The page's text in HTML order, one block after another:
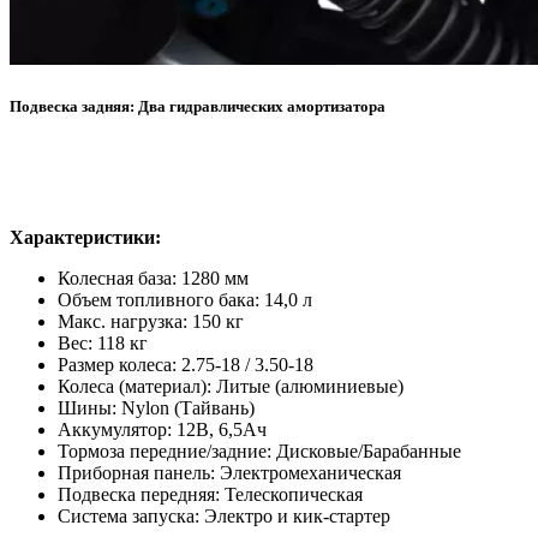
Подвеска задняя: Два гидравлических амортизатора
Характеристики:
Колесная база: 1280 мм
Объем топливного бака: 14,0 л
Макс. нагрузка: 150 кг
Вес: 118 кг
Размер колеса: 2.75-18 / 3.50-18
Колеса (материал): Литые (алюминиевые)
Шины: Nylon (Тайвань)
Аккумулятор: 12В, 6,5Ач
Тормоза передние/задние: Дисковые/Барабанные
Приборная панель: Электромеханическая
Подвеска передняя: Телескопическая
Система запуска: Электро и кик-стартер